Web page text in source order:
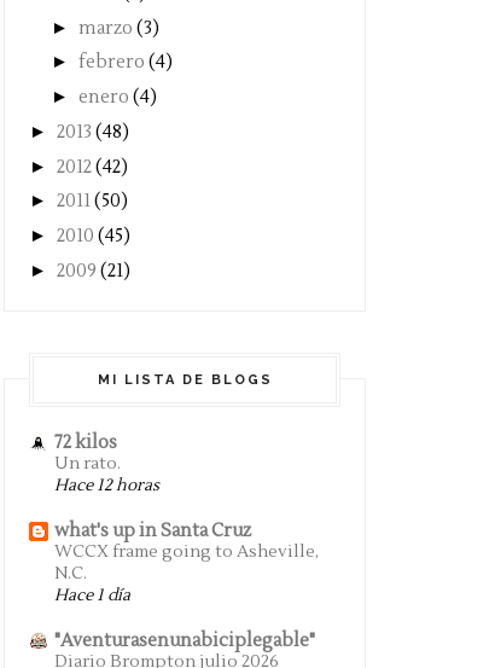
► marzo (3)
► febrero (4)
► enero (4)
► 2013 (48)
► 2012(42)
► 2011(50)
► 2010 (45)
► 2009 (21)
MI LISTA DE BLOGS
72 kilos
Un rato.
Hace 12 horas
what's up in Santa Cruz
WCCX frame going to Asheville,
N.C.
Hace 1 día
"Aventurasenunabiciplegable"
Diario Brompton julio 2026